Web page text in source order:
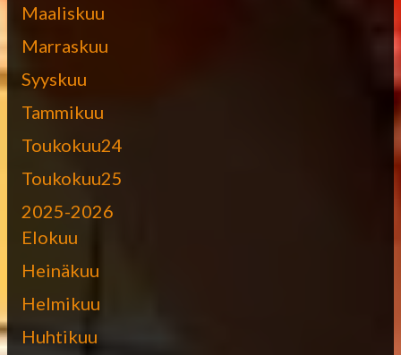
Maaliskuu
Marraskuu
Syyskuu
Tammikuu
Toukokuu24
Toukokuu25
2025-2026
Elokuu
Heinäkuu
Helmikuu
Huhtikuu